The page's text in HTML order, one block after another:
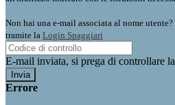
Non hai una e-mail associata al nome
tramite la Login Spaggiari
E-mail inviata, si prega di controllare
Errore